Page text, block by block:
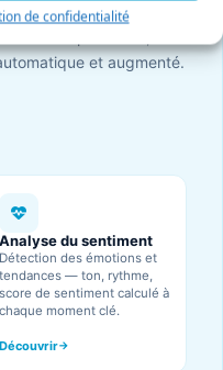
de confidentialité
chaque
et augmenté.
Analyse du sentiment
Détection des émotions et
tendances — ton, rythme,
score de sentiment calculé à
chaque moment clé.
Découvrir